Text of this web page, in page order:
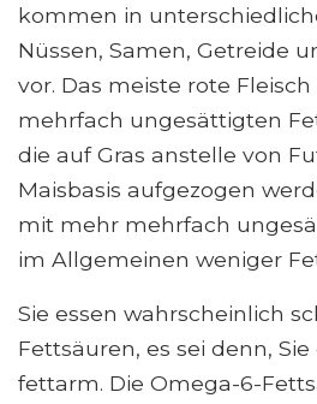
kommen in
Nüssen, Samen, Getreide
vor. Das meiste rote
mehrfach ungesättigten
die auf Gras anstelle von
Maisbasis aufgezogen
mit mehr mehrfach
im Allgemeinen weniger
Sie essen wahrscheinlich
Fettsäuren, es sei denn,
fettarm. Die Omega-6-